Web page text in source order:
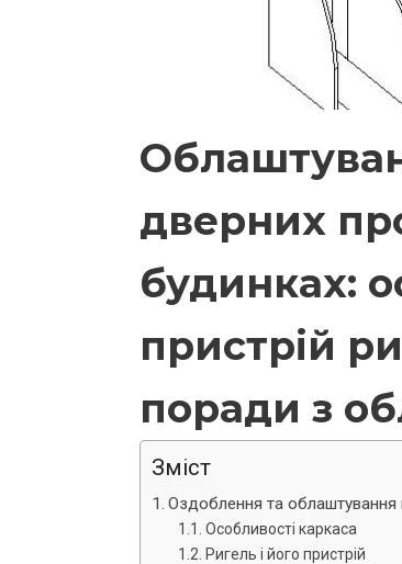
дверних
будинках:
пристрій
поради з
Зміст
Оздоблення та облаштування
Особливості каркаса
Ригель і його пристрій